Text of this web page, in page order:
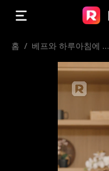
홈 / 베프와 하루아침에 신